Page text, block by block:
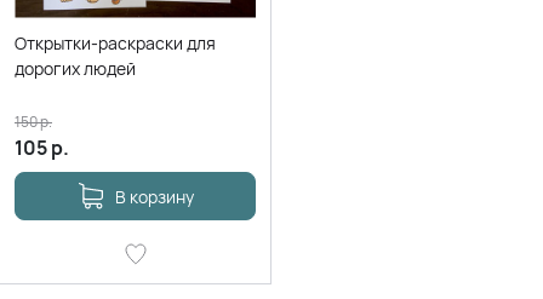
Открытки-раскраски для
дорогих людей
105р.
150р.
В корзину